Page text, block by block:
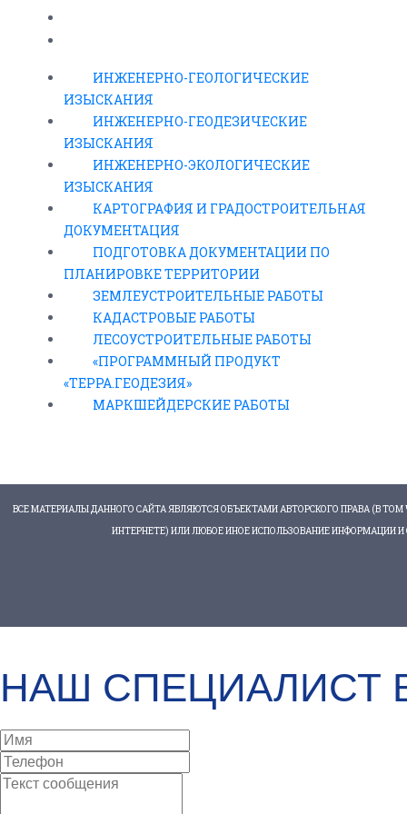
ИНЖЕНЕРНО-ГЕОЛОГИЧЕСКИЕ
ИЗЫСКАНИЯ
ИНЖЕНЕРНО-ГЕОДЕЗИЧЕСКИЕ
ИЗЫСКАНИЯ
ИНЖЕНЕРНО-ЭКОЛОГИЧЕСКИЕ
ИЗЫСКАНИЯ
КАРТОГРАФИЯ И ГРАДОСТРОИТЕЛЬНАЯ
ДОКУМЕНТАЦИЯ
ПОДГОТОВКА ДОКУМЕНТАЦИИ ПО
ПЛАНИРОВКЕ ТЕРРИТОРИИ
ЗЕМЛЕУСТРОИТЕЛЬНЫЕ РАБОТЫ
КАДАСТРОВЫЕ РАБОТЫ
ЛЕСОУСТРОИТЕЛЬНЫЕ РАБОТЫ
«ПРОГРАММНЫЙ ПРОДУКТ
«ТЕРРА.ГЕОДЕЗИЯ»
МАРКШЕЙДЕРСКИЕ РАБОТЫ
ВСЕ МАТЕРИАЛЫ ДАННОГО САЙТА ЯВЛЯЮТСЯ ОБЪЕКТАМИ АВТОРСКОГО ПРАВА (В
ИНТЕРНЕТЕ) ИЛИ ЛЮБОЕ ИНОЕ ИСПОЛЬЗОВАНИЕ ИНФОРМАЦИИ И
НАШ СПЕЦИАЛИСТ